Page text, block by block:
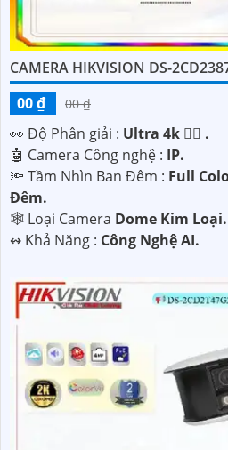
CAMERA HIKVISION DS-
00 ₫
00 ₫
️👀 Độ Phân giải : Ultra 4k 👍🏾 .
🤖️ Camera Công nghệ : IP.
🔦 Tầm Nhìn Ban Đêm : Full
Đêm.
🕸️ Loại Camera Dome Kim Loại.
️↭ Khả Năng : Công Nghệ AI.